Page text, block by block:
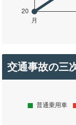
交通事故の三